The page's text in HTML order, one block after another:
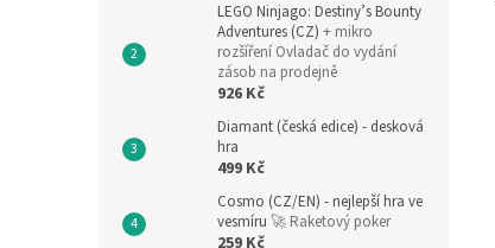
LEGO Ninjago: Destiny’s Bounty
Adventures (CZ) + mikro
rozšíření Ovladač do vydání
zásob na prodejně
926 Kč
Diamant (česká edice) - desková
hra
499 Kč
Cosmo (CZ/EN) - nejlepší hra ve
vesmíru 🚀 Raketový poker
259 Kč